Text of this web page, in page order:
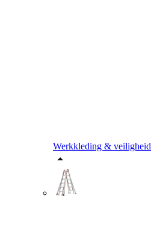
Werkkleding & veiligheid